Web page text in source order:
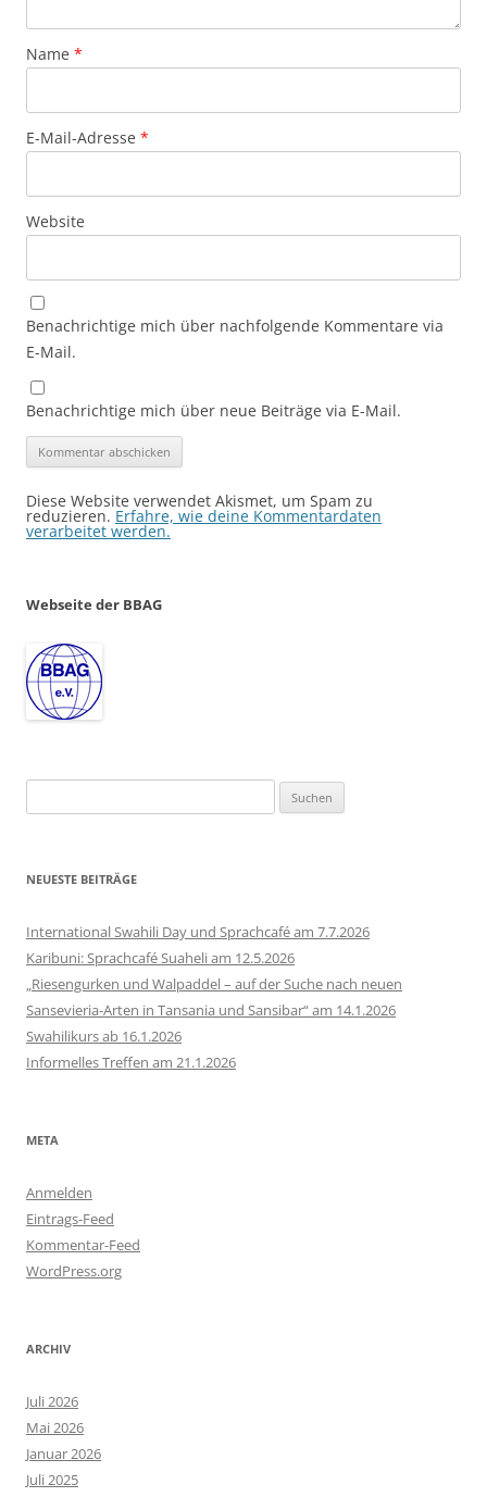
Name *
E-Mail-Adresse *
Website
Benachrichtige mich über nachfolgende Kommentare via
E-Mail.
Benachrichtige mich über neue Beiträge via E-Mail.
Diese Website verwendet Akismet, um Spam zu
reduzieren. Erfahre, wie deine Kommentardaten
verarbeitet werden.
Webseite der BBAG
nach:
NEUESTE BEITRÄGE
International Swahili Day und Sprachcafé am 7.7.2026
Karibuni: Sprachcafé Suaheli am 12.5.2026
„Riesengurken und Walpaddel – auf der Suche nach neuen
Sansevieria-Arten in Tansania und Sansibar“ am 14.1.2026
Swahilikurs ab 16.1.2026
Informelles Treffen am 21.1.2026
META
Anmelden
Eintrags-Feed
Kommentar-Feed
WordPress.org
ARCHIV
Juli 2026
Mai 2026
Januar 2026
Juli 2025